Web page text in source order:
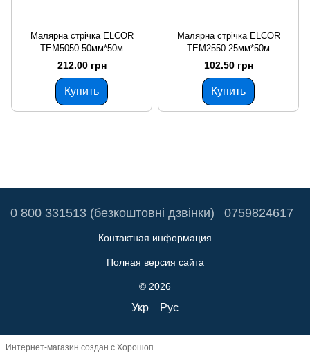
Малярна стрічка ELCOR
TEM5050 50мм*50м
212.00 грн
Купить
Малярна стрічка ELCOR
TEM2550 25мм*50м
102.50 грн
Купить
0 800 331513 (безкоштовні дзвінки) 0759824617
Контактная информация
Полная версия сайта
© 2026
Укр Рус
Интернет-магазин создан с Хорошоп